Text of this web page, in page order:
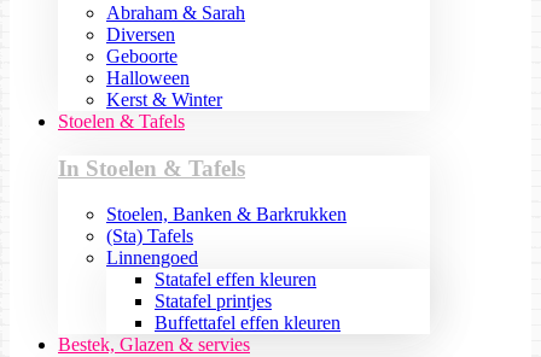
Abraham & Sarah
Diversen
Geboorte
Halloween
Kerst & Winter
Stoelen & Tafels
In Stoelen & Tafels
Stoelen, Banken & Barkrukken
(Sta) Tafels
Linnengoed
Statafel effen kleuren
Statafel printjes
Buffettafel effen kleuren
Bestek, Glazen & servies